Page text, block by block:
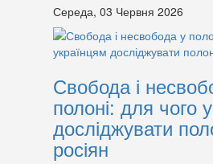
Середа, 03 Червня 2026
Свобода і
полоні: для чого
досліджувати
росіян